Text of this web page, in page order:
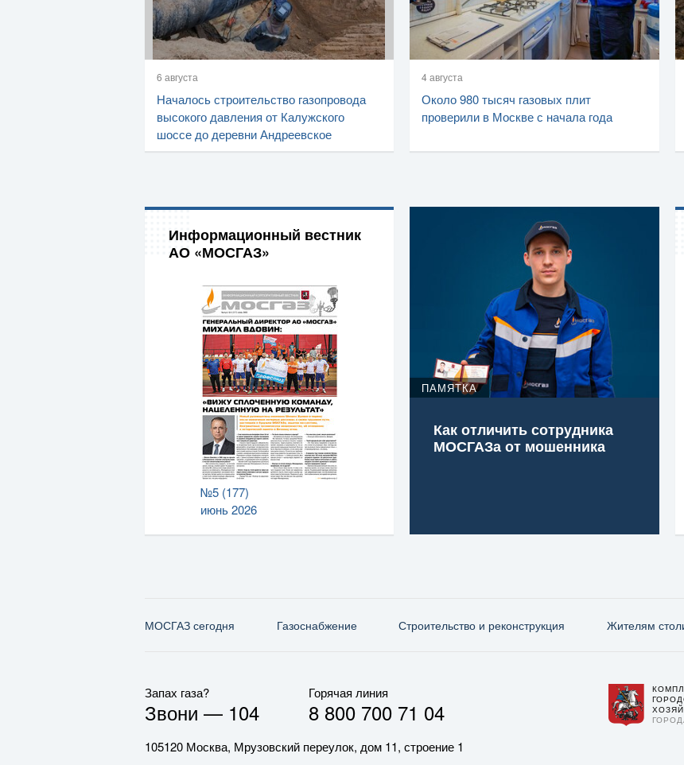
6 августа
Началось строительство газопровода
высокого давления от Калужского
шоссе до деревни Андреевское
4 августа
Около 980 тысяч газовых плит
проверили в Москве с начала года
Информационный вестник
АО «МОСГАЗ»
№5 (177)
июнь 2026
ПАМЯТКА
Как отличить сотрудника
МОСГАЗа от мошенника
МОСГАЗ сегодня Газо­снабжение Строительство и реконструкция Жителям
Запах газа?
Звони — 104
Горячая линия
8 800 700 71 04
105120 Москва, Мрузовский переулок, дом 11, строение 1